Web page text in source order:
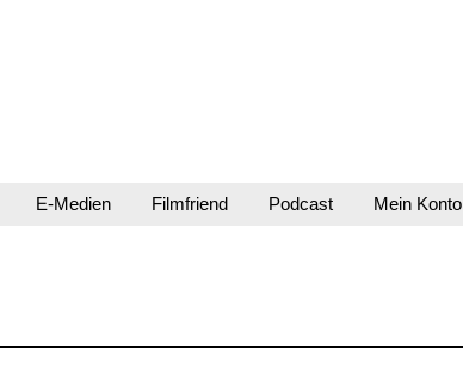
E-Medien Filmfriend Podcast Mein Konto